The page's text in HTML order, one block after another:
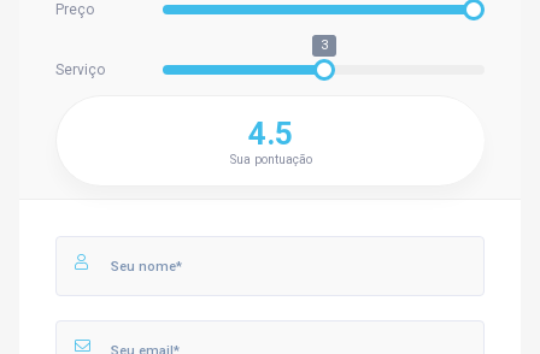
Preço
Serviço
3
4.5
Sua pontuação